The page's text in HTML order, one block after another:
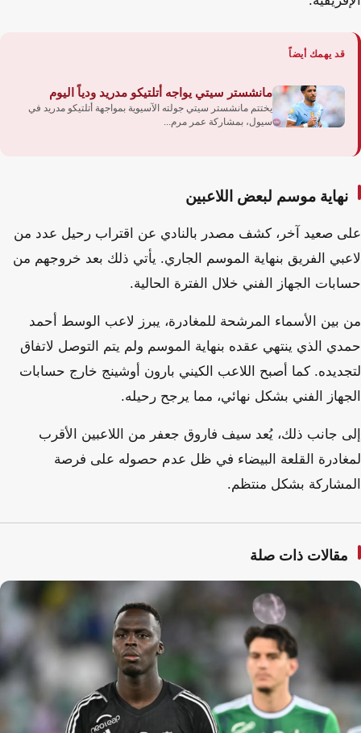
قد يهمك أيضاً
مانشستر سيتي يواجه أتلتيكو مدريد ودياً اليوم
يختتم مانشستر سيتي جولته الآسيوية بمواجهة أتلتيكو مدريد في
سيول، بمشاركة عمر مرم...
نهاية موسم لبعض اللاعبين
على صعيد آخر، كشف مصدر بالنادي عن اقتراب رحيل عدد من
لاعبي الفريق بنهاية الموسم الجاري. يأتي ذلك بعد خروجهم من
حسابات الجهاز الفني خلال الفترة الحالية.
من بين الأسماء المرشحة للمغادرة، يبرز لاعب الوسط أحمد
حمدي الذي ينتهي عقده بنهاية الموسم ولم يتم التوصل لاتفاق
لتجديده. كما أصبح اللاعب الكيني بارون أوشينج خارج حسابات
الجهاز الفني بشكل نهائي، مما يرجح رحيله.
إلى جانب ذلك، يُعد سيف فاروق جعفر من اللاعبين الأقرب
لمغادرة القلعة البيضاء في ظل عدم حصوله على فرصة
المشاركة بشكل منتظم.
مقالات ذات صلة